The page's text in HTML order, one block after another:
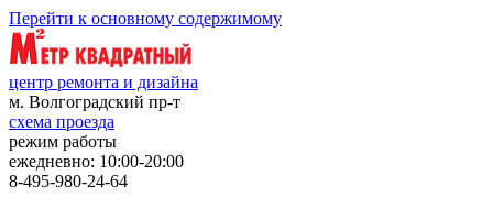
Перейти к основному содержимому
центр ремонта и дизайна
м. Волгоградский пр-т
схема проезда
режим работы
ежедневно: 10:00-20:00
8-495-980-24-64